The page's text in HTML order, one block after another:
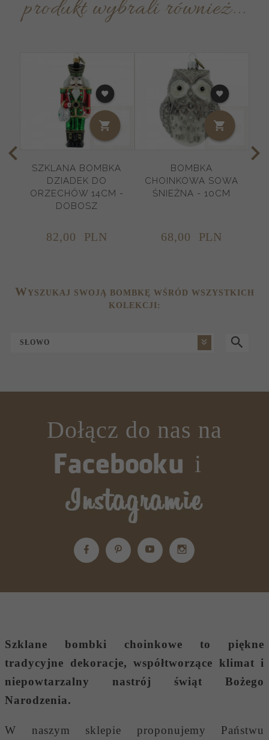
produkt wybrali również...
SZKLANA BOMBKA
DZIADEK DO
ORZECHÓW 14CM -
DOBOSZ
82,00 PLN
BOMBKA
CHOINKOWA SOWA
ŚNIEŻNA - 10CM
68,00 PLN
WYSZUKAJ SWOJĄ BOMBKĘ WŚRÓD WSZYSTKICH
KOLEKCJI:
SŁOWO
Dołącz do nas na
i
Szklane bombki choinkowe to piękne
tradycyjne dekoracje, współtworzące klimat i
niepowtarzalny nastrój świąt Bożego
Narodzenia.
W naszym sklepie proponujemy Państwu